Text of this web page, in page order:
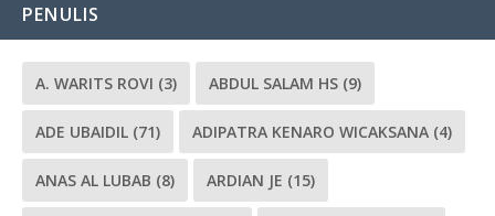
PENULIS
A. WARITS ROVI (3) ABDUL SALAM HS (9)
ADE UBAIDIL (71) ADIPATRA KENARO WICAKSANA (4)
ANAS AL LUBAB (8) ARDIAN JE (15)